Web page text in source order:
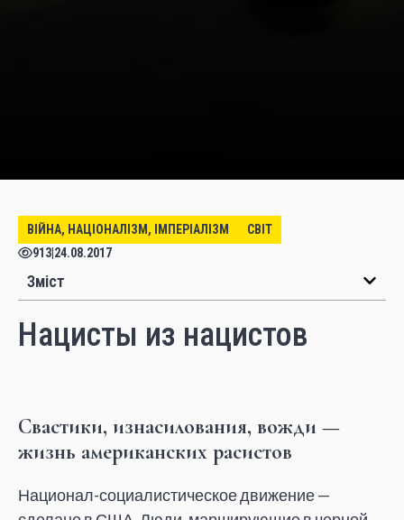
ВІЙНА, НАЦІОНАЛІЗМ, ІМПЕРІАЛІЗМ
СВІТ
913 24.08.2017
Зміст
Нацисты из нацистов
Свастики, изнасилования, вожди —
жизнь американских расистов
Национал-социалистическое движение—